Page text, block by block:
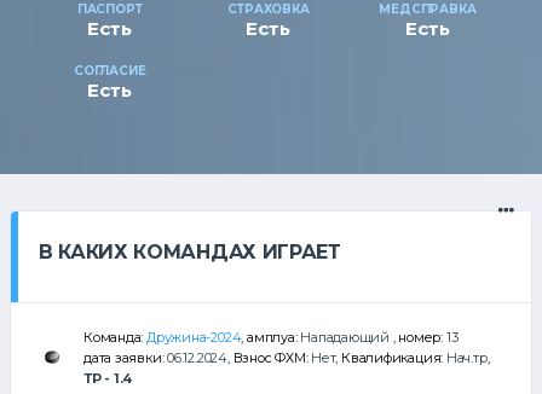
ПАСПОРТ
Есть
СТРАХОВКА
Есть
МЕДСПРАВКА
Есть
СОГЛАСИЕ
Есть
В КАКИХ КОМАНДАХ ИГРАЕТ
Команда:Дружина-2024, амплуа: Нападающий , номер: 13
дата заявки:06.12.2024, Взнос ФХМ: Нет, Квалификация: Нач.тр,
ТР - 1.4